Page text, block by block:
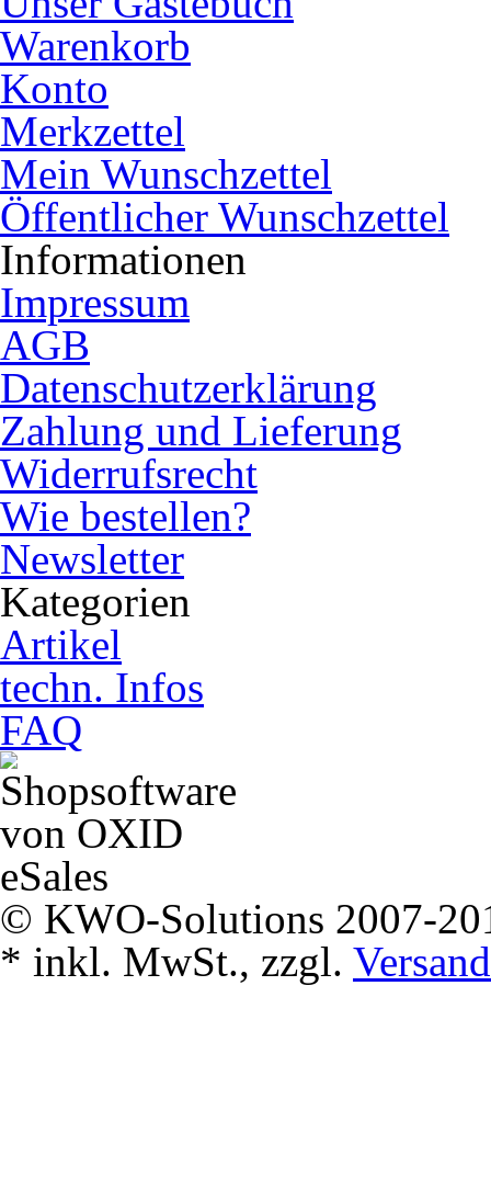
Warenkorb
Konto
Merkzettel
Mein Wunschzettel
Öffentlicher Wunschzettel
Informationen
Impressum
AGB
Datenschutzerklärung
Zahlung und Lieferung
Widerrufsrecht
Wie bestellen?
Newsletter
Kategorien
Artikel
techn. Infos
FAQ
© KWO-Solutions 2007-
* inkl. MwSt., zzgl.